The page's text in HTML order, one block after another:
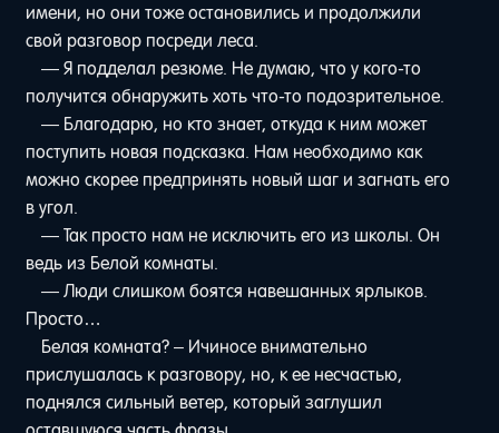
имени, но они тоже остановились и продолжили
свой разговор посреди леса.
— Я подделал резюме. Не думаю, что у кого-то
получится обнаружить хоть что-то подозрительное.
— Благодарю, но кто знает, откуда к ним может
поступить новая подсказка. Нам необходимо как
можно скорее предпринять новый шаг и загнать его
в угол.
— Так просто нам не исключить его из школы. Он
ведь из Белой комнаты.
— Люди слишком боятся навешанных ярлыков.
Просто…
Белая комната? – Ичиносе внимательно
прислушалась к разговору, но, к ее несчастью,
поднялся сильный ветер, который заглушил